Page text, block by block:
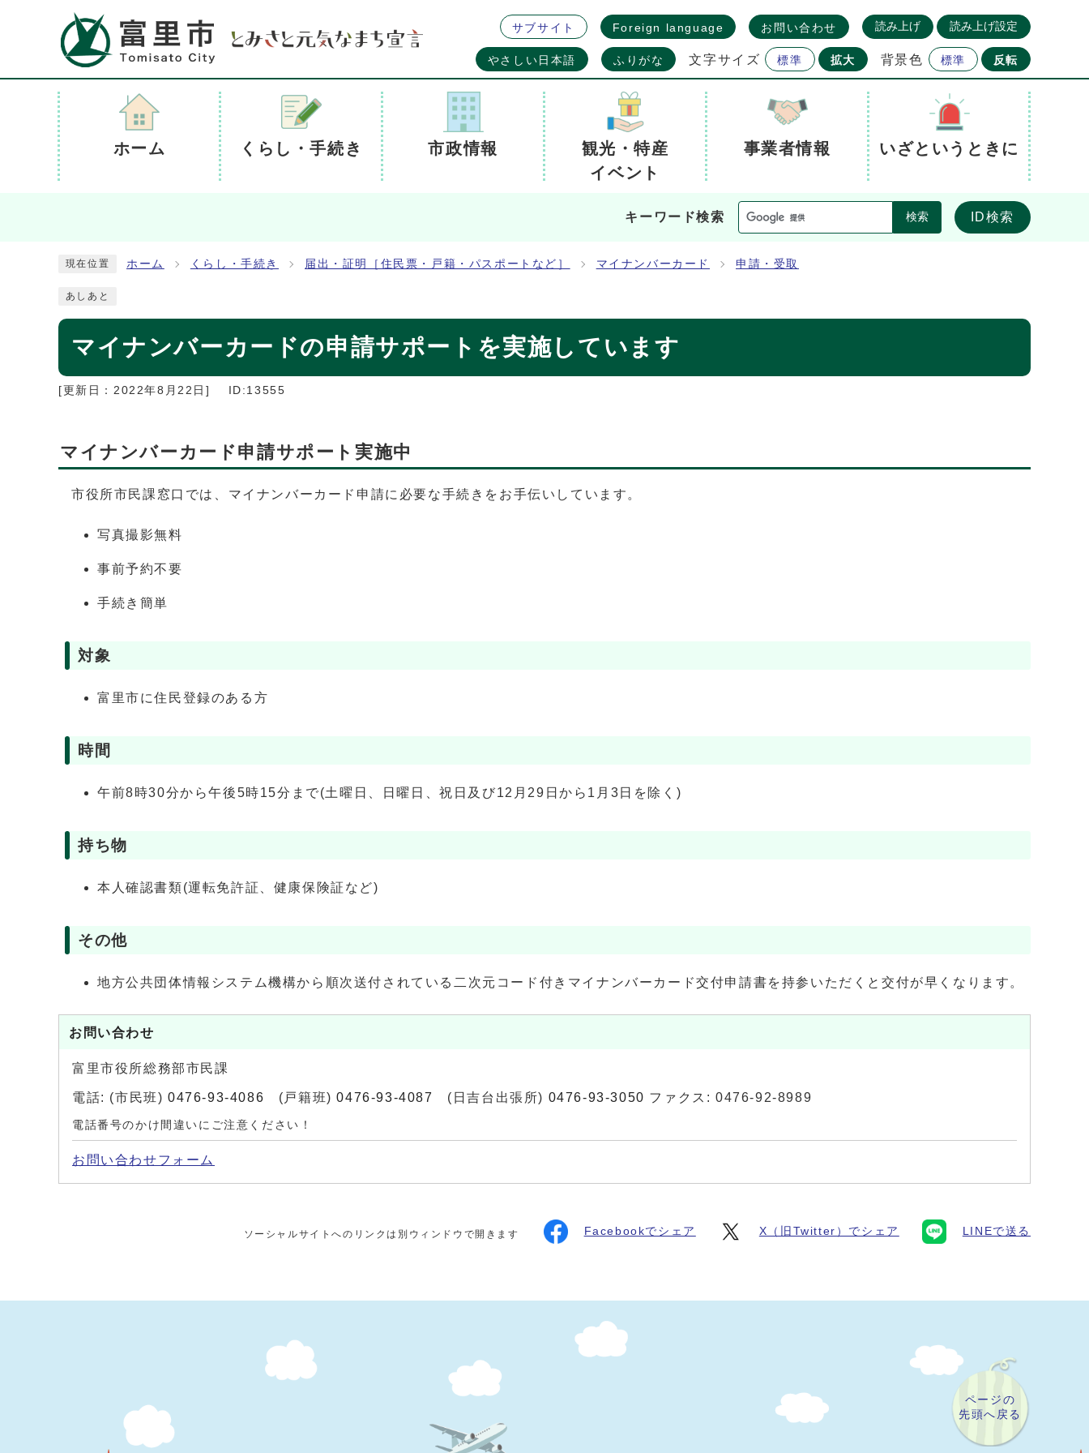
サブサイト Foreign language お問い合わせ 読み上げ 読み上げ設定
やさしい日本語 ふりがな 文字サイズ 標準 拡大 背景色 標準 反転
ホーム くらし・手続き 市政情報
観光・特産
イベント
事業者情報 いざというときに
キーワード検索 検索 ID検索
現在位置 ホーム くらし・手続き 届出・証明［住民票・戸籍・パスポートなど］ マイナンバーカード 申請・受取
あしあと
マイナンバーカードの申請サポートを実施しています
[更新日： 2022年8月22日 ] ID:13555
マイナンバーカード申請サポート実施中
市役所市民課窓口では、マイナンバーカード申請に必要な手続きをお手伝いしています。
写真撮影無料
事前予約不要
手続き簡単
対象
富里市に住民登録のある方
時間
午前8時30分から午後5時15分まで(土曜日、日曜日、祝日及び12月29日から1月3日を除く)
持ち物
本人確認書類(運転免許証、健康保険証など)
その他
地方公共団体情報システム機構から順次送付されている二次元コード付きマイナンバーカード交付申請書を持参いただくと交付が早くなります。
お問い合わせ
富里市役所総務部市民課
電話: (市民班) 0476-93-4086 (戸籍班)0476-93-4087 (日吉台出張所) 0476-93-3050 ファクス: 0476-92-8989
電話番号のかけ間違いにご注意ください！
お問い合わせフォーム
ソーシャルサイトへのリンクは別ウィンドウで開きます Facebookでシェア X（旧Twitter）でシェア LINEで送る
ページの
先頭へ戻る